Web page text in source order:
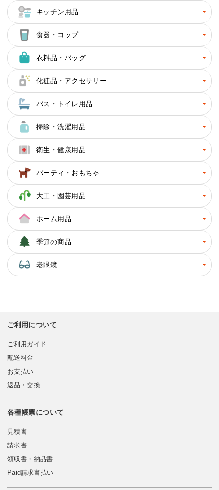
キッチン用品
食器・コップ
衣料品・バッグ
化粧品・アクセサリー
バス・トイレ用品
掃除・洗濯用品
衛生・健康用品
パーティ・おもちゃ
大工・園芸用品
ホーム用品
季節の商品
老眼鏡
ご利用について
ご利用ガイド
配送料金
お支払い
返品・交換
各種帳票について
見積書
請求書
領収書・納品書
Paid請求書払い